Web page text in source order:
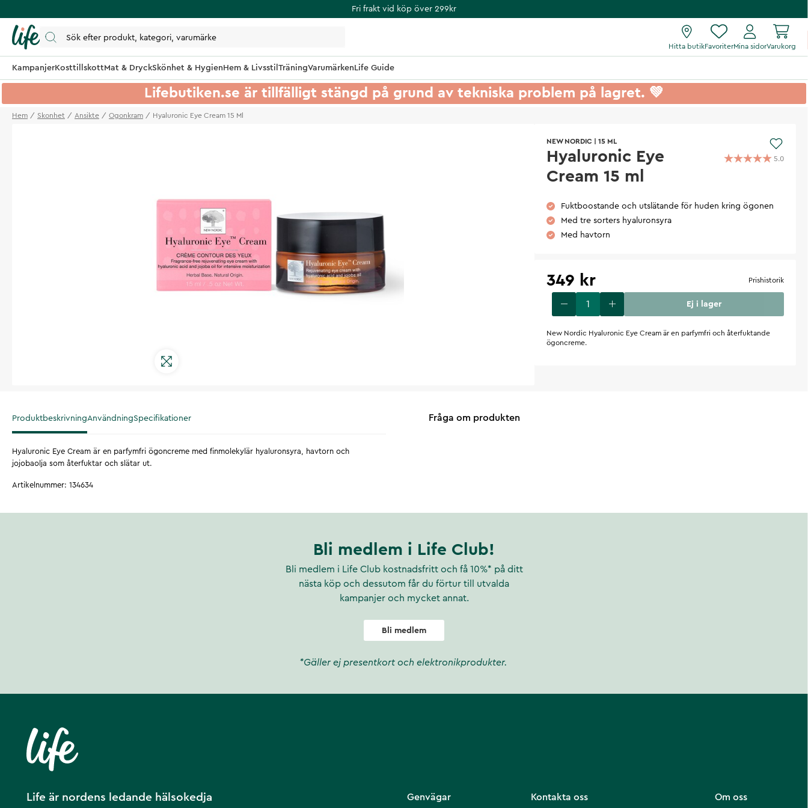
Fri frakt vid köp över 299kr
Hitta butikFavoriterMina sidorVarukorg
KampanjerKosttillskottMat & DryckSkönhet & HygienHem & Livsstil TräningVarumärkenLife Guide
Lifebutiken.se är tillfälligt stängd på grund av tekniska problem på lagret. 💚
Hem Skonhet Ansikte Ogonkram Hyaluronic Eye Cream 15 Ml
NEW NORDIC 15 ML
Hyaluronic Eye
Cream 15 ml
5.0
Fuktboostande och utslätande för huden kring ögonen
Med tre sorters hyaluronsyra
Med havtorn
349 kr Prishistorik
Ej i lager
New Nordic Hyaluronic Eye Cream är en parfymfri och återfuktande
ögoncreme.
ProduktbeskrivningAnvändningSpecifikationer
Hyaluronic Eye Cream är en parfymfri ögoncreme med finmolekylär hyaluronsyra, havtorn och
jojobaolja som återfuktar och slätar ut.
Artikelnummer: 134634
Fråga om produkten
Bli medlem i Life Club!
Bli medlem i Life Club kostnadsfritt och få 10%* på ditt
nästa köp och dessutom får du förtur till utvalda
kampanjer och mycket annat.
Bli medlem
*Gäller ej presentkort och elektronikprodukter.
Life är nordens ledande hälsokedja Om oss
Kontakta oss
Genvägar